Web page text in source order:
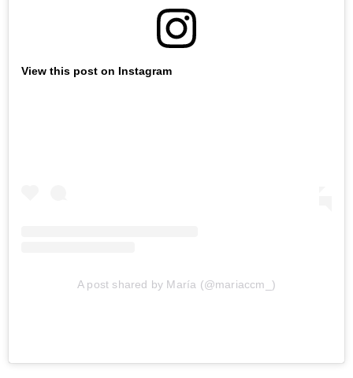
View this post on Instagram
A post shared by María (@mariaccm_)